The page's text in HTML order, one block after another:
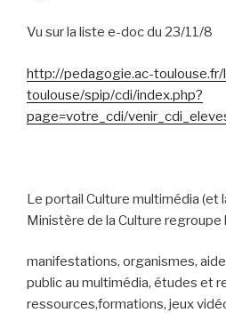
Vu sur la liste e-doc du 23/11/8
http://pedagogie.ac-
toulouse/spip/cdi/index.php?
page=votre_cdi/
Le portail Culture multimédia (et
Ministère de la Culture regroupe
manifestations, organismes,
public au multimédia, études et
ressources,formations, jeux